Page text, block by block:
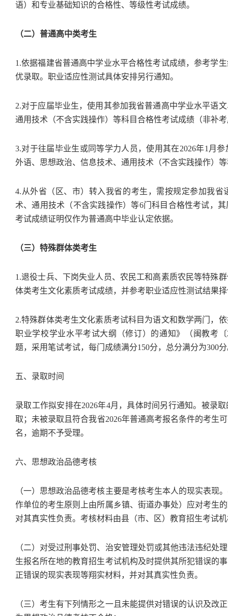
语）和专业基础知识的合格性、等级性考试成绩。
（二）普通高中类考生
1.依据福建省普通高中学业水平合格性考试成绩，参考学
优录取。职业适应性测试具体安排另行通知。
2.对于应届毕业生，使用其参加我省普通高中学业水平语
通用技术（不含实践操作）等科目合格性考试成绩（非补
3.对于往届毕业生或同等学力人员，使用其在2026年1月
外语、思想政治、信息技术、通用技术（不含实践操作）
4.从外省（区、市）转入我省的考生，需按规定参加我
术、通用技术（不含实践操作）等6门科目合格性考试，
考试成绩证明仅作为普通高中毕业认定依据。
（三）特殊群体类考生
1.退役士兵、下岗失业人员、农民工和高素质农民等特殊
体类考生文化素质考试成绩，并参考职业适应性测试结果
2.特殊群体类考生文化素质考试科目为语文和数学两门，
职业学校学业水平考试大纲（修订）的通知》（闽教考
题，采用笔试考试，每门成绩满分150分，总分满分为300
五、录取时间
录取工作拟安排在2026年4月，具体时间另行通知。被录
取；未被录取且符合我省2026年普通高考报名条件的考生
名，逾期不予受理。
六、思想政治品德考核
（一）思想政治品德考核主要是考核考生本人的现实表现
作单位的考生原则上由所属乡镇、街道办事处）应对考生
对其真实性负责。考核材料由县（市、区）教育招生考试
（二）对受过刑事处罚、治安管理处罚或其他违法违纪处
生报名所在地的教育招生考试机构及时提供其所犯错误的
正错误的现实表现等翔实材料，并对其真实性负责。
（三）考生有下列情形之一且未能提供对错误的认识及改